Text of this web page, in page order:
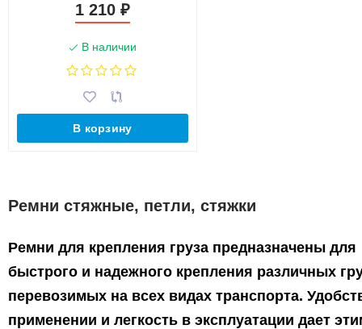
1 210 ₽
В наличии
В корзину
Ремни стяжные, петли, стяжки
Ремни для крепления груза предназначены для
быстрого и надежного крепления различных
перевозимых на всех видах транспорта.
применении и легкость в эксплуатации дает